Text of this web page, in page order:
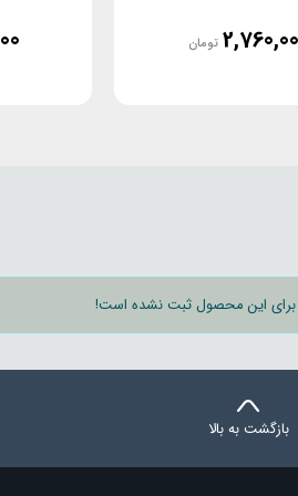
تومان
این محصول ثبت نشده است!
بازگشت به بالا